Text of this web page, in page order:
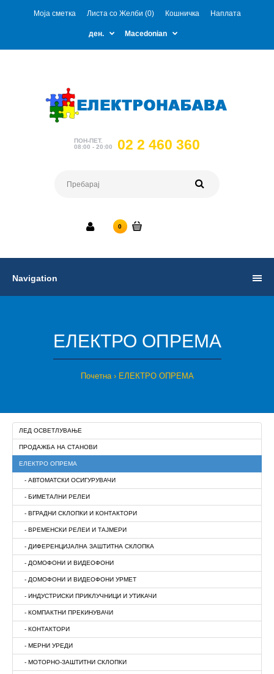
Моја сметка Листа со Желби (0) Кошничка Наплата
ден. Macedonian
ПОН-ПЕТ.
08:00 - 20:00
02 2 460 360
0
Navigation
ЕЛЕКТРО ОПРЕМА
Почетна ЕЛЕКТРО ОПРЕМА
ЛЕД ОСВЕТЛУВАЊЕ
ПРОДАЖБА НА СТАНОВИ
ЕЛЕКТРО ОПРЕМА
- АВТОМАТСКИ ОСИГУРУВАЧИ
- БИМЕТАЛНИ РЕЛЕИ
- ВГРАДНИ СКЛОПКИ И КОНТАКТОРИ
- ВРЕМЕНСКИ РЕЛЕИ И ТАЈМЕРИ
- ДИФЕРЕНЦИЈАЛНА ЗАШТИТНА СКЛОПКА
- ДОМОФОНИ И ВИДЕОФОНИ
- ДОМОФОНИ И ВИДЕОФОНИ УРМЕТ
- ИНДУСТРИСКИ ПРИКЛУЧНИЦИ И УТИКАЧИ
- КОМПАКТНИ ПРЕКИНУВАЧИ
- КОНТАКТОРИ
- МЕРНИ УРЕДИ
- МОТОРНО-ЗАШТИТНИ СКЛОПКИ